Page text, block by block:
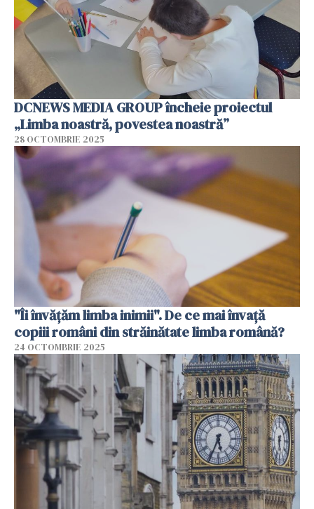
DCNEWS MEDIA GROUP încheie proiectul
„Limba noastră, povestea noastră”
28 OCTOMBRIE 2025
"Îi învățăm limba inimii". De ce mai învață
copiii români din străinătate limba română?
24 OCTOMBRIE 2025